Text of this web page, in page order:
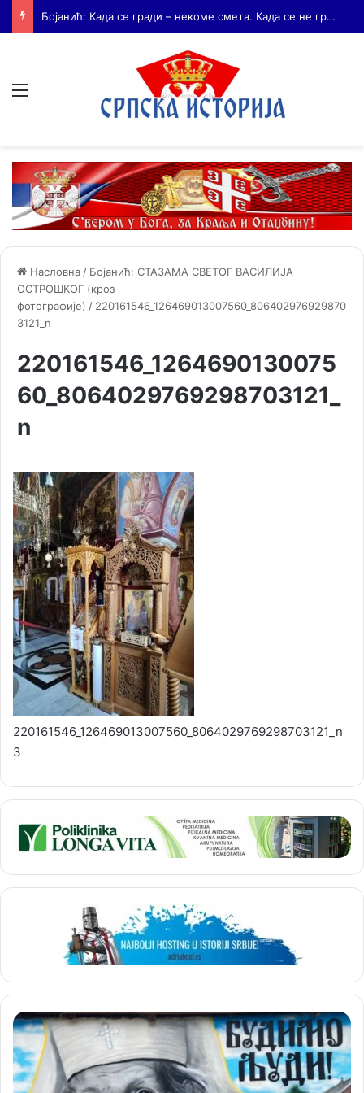
Бојанић: Андријаш Мрњавчевић – заборављени брат Краљевића Марка
Насловна / Бојанић: СТАЗАМА СВЕТОГ ВАСИЛИЈА
ОСТРОШКОГ (кроз
фотографије) / 220161546_126469013007560_806402976929870
3121_n
220161546_1264690130075
60_8064029769298703121_
n
220161546_126469013007560_8064029769298703121_n
3